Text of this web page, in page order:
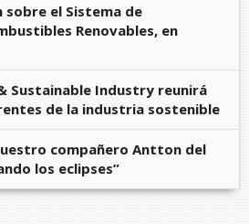
el Sistema de
Renovables, en
Sustainable Industry reunirá
de la industria sostenible
compañero Antton del
los eclipses”